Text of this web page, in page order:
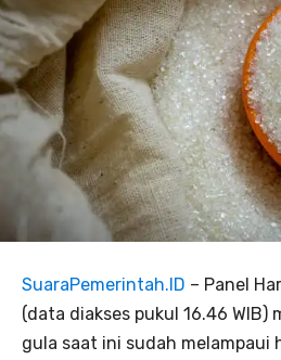
SuaraPemerintah.ID – Panel
(data diakses pukul 16.46 WIB)
gula saat ini sudah